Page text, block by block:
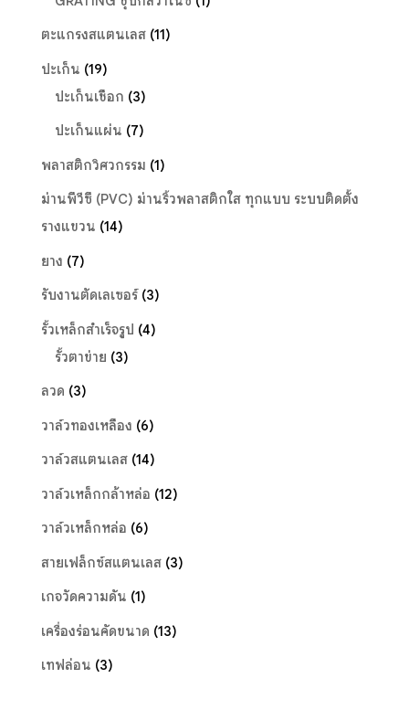
ตะแกรงสแตนเลส (11)
ปะเก็น (19)
ปะเก็นเชือก (3)
ปะเก็นแผ่น (7)
พลาสติกวิศวกรรม (1)
ม่านพีวีซี (PVC) ม่านริ้วพลาสติกใส ทุกแบบ ระบบติดตั้ง
รางแขวน (14)
ยาง (7)
รับงานตัดเลเซอร์ (3)
รั้วเหล็กสำเร็จรูป (4)
รั้วตาข่าย (3)
ลวด (3)
วาล์วทองเหลือง (6)
วาล์วสแตนเลส (14)
วาล์วเหล็กกล้าหล่อ (12)
วาล์วเหล็กหล่อ (6)
สายเฟล็กซ์สแตนเลส (3)
เกจวัดความดัน (1)
เครื่องร่อนคัดขนาด (13)
เทฟล่อน (3)